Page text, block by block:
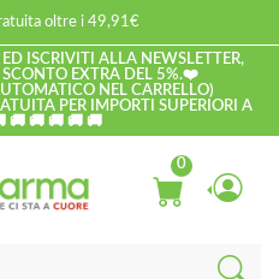
oltre i 49,91€
ISCRIVITI ALLA NEWSLETTER,
SCONTO EXTRA DEL 5%.❤️
NEL CARRELLO)
PER IMPORTI SUPERIORI A
🚚 🚚 🚚 🚚 🚚
0